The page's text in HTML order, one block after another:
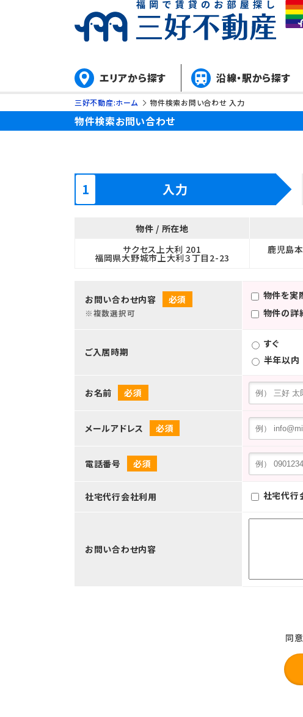
エリアから探す 沿線・駅から探す
三好不動産:ホーム 物件検索お問い合わせ 入力
物件検索お問い合わせ
入力
物件 / 所在地
サクセス上大利 201
福岡県大野城市上大利３丁目2-23
鹿児島
お問い合わせ内容 必須
※複数選択可
物件を実
物件の詳
ご入居時期
すぐ
半年以内
お名前 必須
メールアドレス 必須
電話番号 必須
社宅代行会社利用 社宅代行
お問い合わせ内容
同